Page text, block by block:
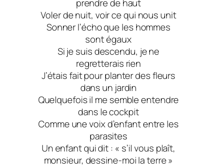
prendre de haut
Voler de nuit, voir ce qui nous unit
Sonner l’écho que les hommes
sont égaux
Si je suis descendu, je ne
regretterais rien
J’étais fait pour planter des fleurs
dans un jardin
Quelquefois il me semble entendre
dans le cockpit
Comme une voix d’enfant entre les
parasites
Un enfant qui dit : « s’il vous plaît,
monsieur, dessine-moi la terre »